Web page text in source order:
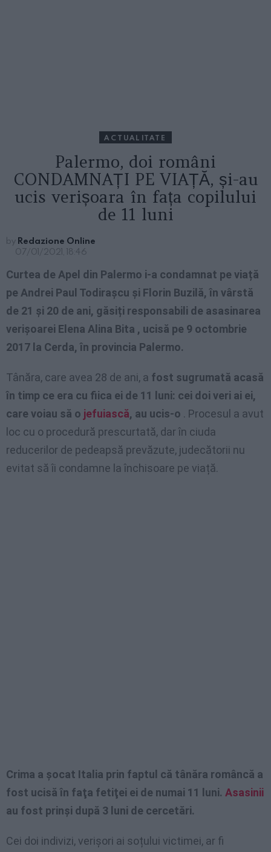
ACTUALITATE
Palermo, doi români
CONDAMNAȚI PE VIAȚĂ, și-au
ucis verișoara în fața copilului
de 11 luni
by Redazione Online
07/01/2021, 18:46
Curtea de Apel din Palermo i-a condamnat pe viață
pe Andrei Paul Todirașcu și Florin Buzilă, în vârstă
de 21 și 20 de ani, găsiți responsabili de asasinarea
verișoarei Elena Alina Bita , ucisă pe 9 octombrie
2017 la Cerda, în provincia Palermo.
Tânăra, care avea 28 de ani, a fost sugrumată acasă
în timp ce era cu fiica ei de 11 luni: cei doi veri ai ei,
care voiau să o jefuiască, au ucis-o . Procesul a avut
loc cu o procedură prescurtată, dar în ciuda
reducerilor de pedeapsă prevăzute, judecătorii nu
evitat să îi condamne la închisoare pe viață.
Crima a şocat Italia prin faptul că tânăra româncă a
fost ucisă în faţa fetiţei ei de numai 11 luni. Asasinii
au fost prinși după 3 luni de cercetări.
Cei doi indivizi, verișori ai soțului victimei, ar fi